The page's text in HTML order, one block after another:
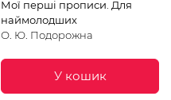
Мої перші прописи. Для
наймолодших
О. Ю. Подорожна
У кошик